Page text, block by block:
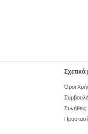
Όροι
Συνήθεις